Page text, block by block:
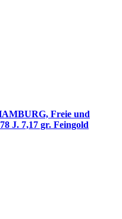
Freie und
J. 7,17 gr. Feingold